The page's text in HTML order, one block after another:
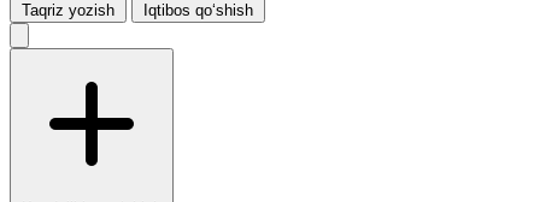
Taqriz yozish Iqtibos qo‘shish